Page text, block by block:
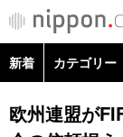
新着 カテゴリー
政治・外交
欧州連盟が